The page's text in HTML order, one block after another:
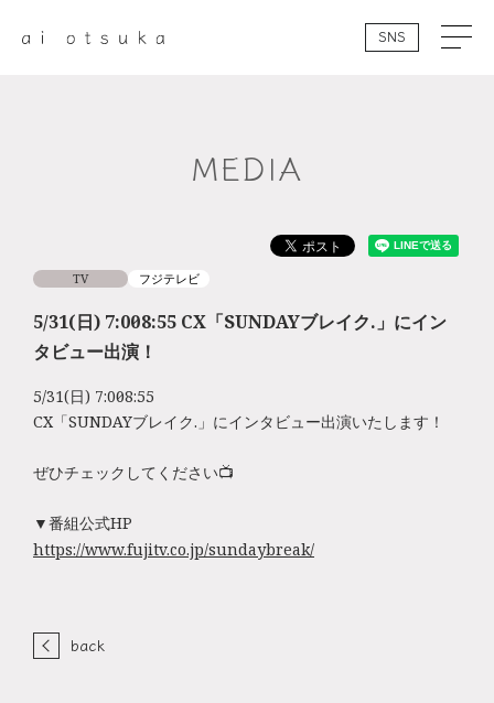
SNS
MEDIA
TV フジテレビ
5/31(日) 7:00～8:55 CX「SUNDAYブレイク.」にイン
タビュー出演！
5/31(日) 7:00～8:55
CX「SUNDAYブレイク.」にインタビュー出演いたします！
ぜひチェックしてください📺
▼番組公式HP
https://www.fujitv.co.jp/sundaybreak/
back